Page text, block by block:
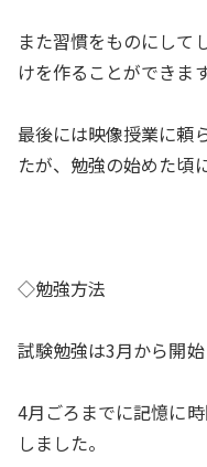
また習慣をものにして
けを作ることができます
最後には映像授業に頼
たが、勉強の始めた頃
◇勉強方法
試験勉強は3月から開
4月ごろまでに記憶に
しました。